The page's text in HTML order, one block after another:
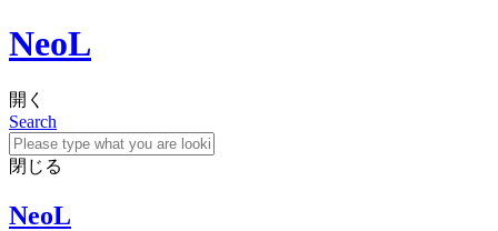
NeoL
開く
Search
閉じる
NeoL